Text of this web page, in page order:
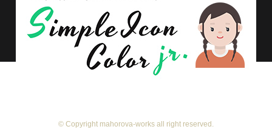
© Copyright mahorova-works all right reserved.